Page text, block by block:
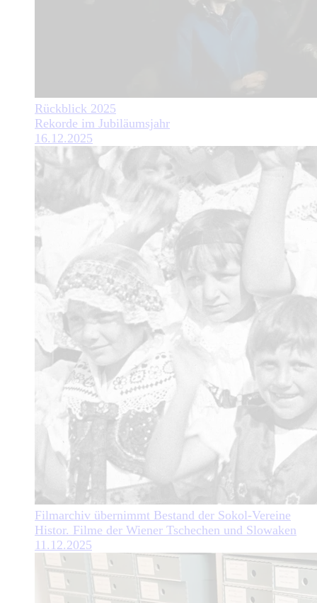
Rückblick 2025
Rekorde im Jubiläumsjahr
16.12.2025
Filmarchiv übernimmt Bestand der Sokol-Vereine
Histor. Filme der Wiener Tschechen und Slowaken
11.12.2025